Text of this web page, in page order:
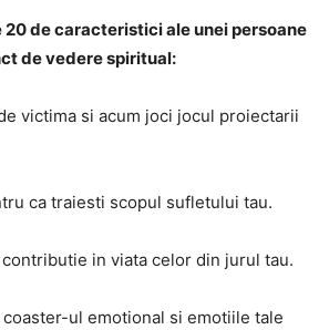
20 de caracteristici ale unei persoane
de vedere spiritual:
victima si acum joci jocul proiectarii
ca traiesti scopul sufletului tau.
in viata celor din jurul tau.
ul emotional si emotiile tale